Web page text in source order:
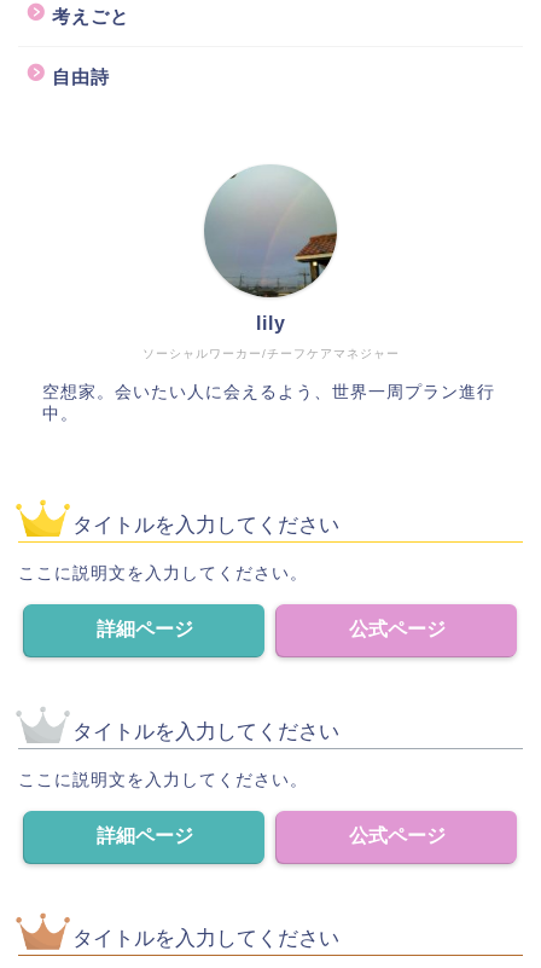
考えごと
自由詩
ソーシャルワーカー/チーフケアマネジャー
lily
空想家。会いたい人に会えるよう、世界一周プラン進行
中。
タイトルを入力してください
ここに説明文を入力してください。
詳細ページ 公式ページ
タイトルを入力してください
ここに説明文を入力してください。
詳細ページ 公式ページ
タイトルを入力してください